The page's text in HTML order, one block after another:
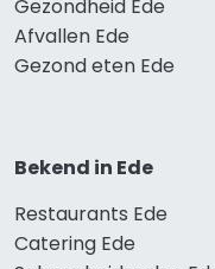
Gezondheid Ede
Afvallen Ede
Gezond eten Ede
Bekend in Ede
Restaurants Ede
Catering Ede